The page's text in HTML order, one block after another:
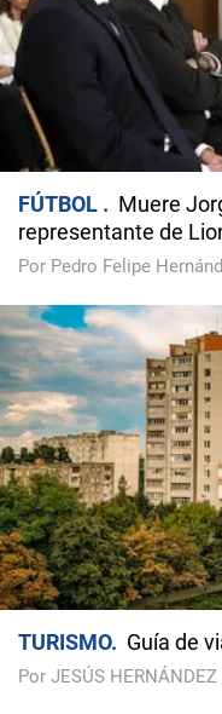
FÚTBOL
Muere
representante de
Por Pedro Felipe
TURISMO Guía de
Por JESÚS HERNÁNDEZ